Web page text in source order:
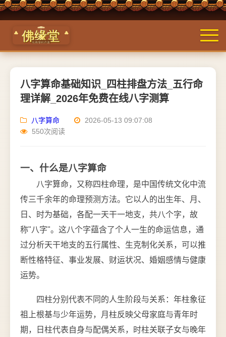
八字算命基础知识_四柱排盘方法_五行命
理详解_2026年免费在线八字测算
八字算命
2026-05-13 09:07:08
550次阅读
一、什么是八字算命
八字算命，又称四柱命理，是中国传统文化中流
传三千余年的命理预测方法。它以人的出生年、月、
日、时为基础，各配一天干一地支，共八个字，故
称"八字"。这八个字蕴含了个人一生的命运信息，通
过分析天干地支的五行属性、生克制化关系，可以推
断性格特征、事业发展、财运状况、婚姻感情与健康
运势。
四柱分别代表不同的人生阶段与关系：年柱象征
祖上根基与少年运势，月柱反映父母家庭与青年时
期，日柱代表自身与配偶关系，时柱关联子女与晚年